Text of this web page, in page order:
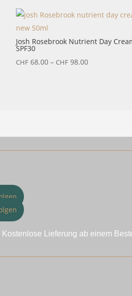
Josh Rosebrook Nutrient Day
SPF30
CHF68.00 – CHF98.00Preisspanne:
Lieferung ab einem